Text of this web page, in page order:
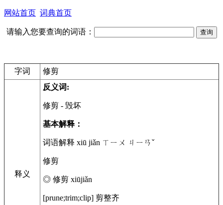
网站首页 词典首页
请输入您要查询的词语：
字词 修剪
释义
反义词:
修剪 - 毁坏
基本解释：
词语解释 xiū jiǎn ㄒㄧㄨ ㄐㄧㄢˇ
修剪
◎ 修剪 xiūjiǎn
[prune;trim;clip] 剪整齐